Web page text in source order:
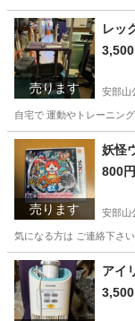
福岡 北九州市
売ります
レッ
3,500
安部山
自宅で 運動やトレーニン
福岡 北九州市 安
レッグマジック
売ります
妖怪
800円
安部山
気になる方は ご連絡下さい
福岡 北九州市 安
妖怪ウォッチ2
アイ
3,500